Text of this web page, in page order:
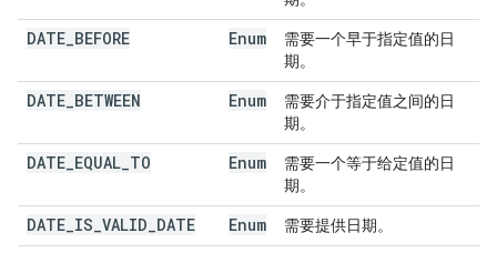
DATE BEFORE Enum
需要一个早于指定值的日
期。
DATE BETWEEN Enum
需要介于指定值之间的日
期。
DATE EQUAL TO Enum
需要一个等于给定值的日
期。
DATE IS VALID DATE Enum 需要提供日期。